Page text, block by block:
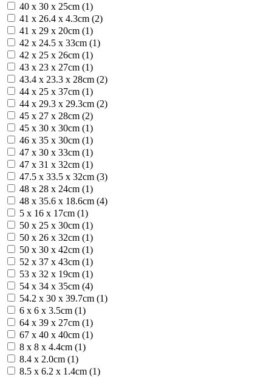
40 x 30 x 25cm (1)
41 x 26.4 x 4.3cm (2)
41 x 29 x 20cm (1)
42 x 24.5 x 33cm (1)
42 x 25 x 26cm (1)
43 x 23 x 27cm (1)
43.4 x 23.3 x 28cm (2)
44 x 25 x 37cm (1)
44 x 29.3 x 29.3cm (2)
45 x 27 x 28cm (2)
45 x 30 x 30cm (1)
46 x 35 x 30cm (1)
47 x 30 x 33cm (1)
47 x 31 x 32cm (1)
47.5 x 33.5 x 32cm (3)
48 x 28 x 24cm (1)
48 x 35.6 x 18.6cm (4)
5 x 16 x 17cm (1)
50 x 25 x 30cm (1)
50 x 26 x 32cm (1)
50 x 30 x 42cm (1)
52 x 37 x 43cm (1)
53 x 32 x 19cm (1)
54 x 34 x 35cm (4)
54.2 x 30 x 39.7cm (1)
6 x 6 x 3.5cm (1)
64 x 39 x 27cm (1)
67 x 40 x 40cm (1)
8 x 8 x 4.4cm (1)
8.4 x 2.0cm (1)
8.5 x 6.2 x 1.4cm (1)